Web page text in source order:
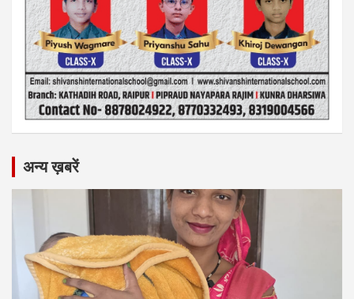
अन्य ख़बरें